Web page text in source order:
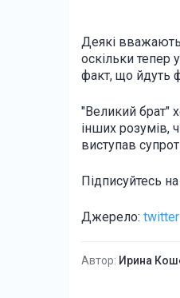
Деякі
оскільки
факт, що йдуть
"Великий брат"
інших розумів,
виступав
Підписуйтесь
Джерело: twitter
Автор: Ирина